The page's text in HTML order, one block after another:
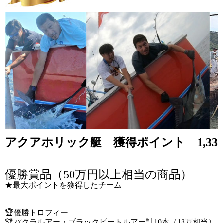
アクアホリック艇 獲得ポイント
優勝賞品（50万円以上相当の商品）
★最大ポイントを獲得したチーム
🏆優勝トロフィー